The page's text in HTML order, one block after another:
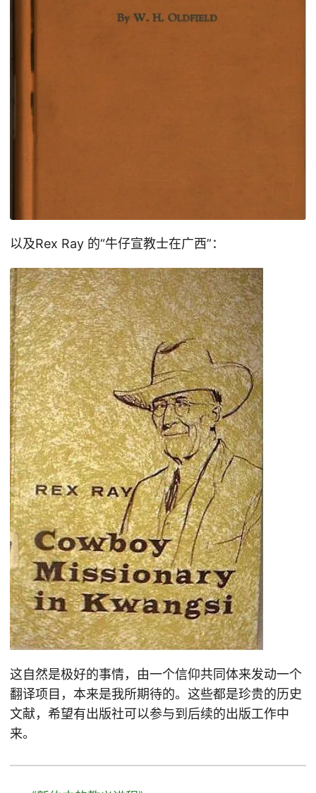
以及Rex Ray 的“牛仔宣教士在广西”：
这自然是极好的事情，由一个信仰共同体来发动一个
翻译项目，本来是我所期待的。这些都是珍贵的历史
文献，希望有出版社可以参与到后续的出版工作中
来。